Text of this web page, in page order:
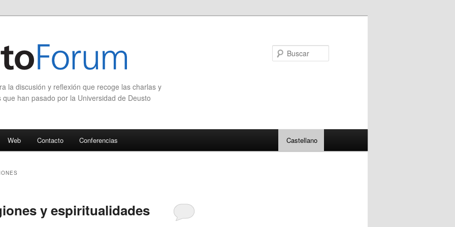
la discusión y reflexión que recoge las charlas y
han pasado por la Universidad de Deusto
Web Contacto Conferencias Castellano
y espiritualidades